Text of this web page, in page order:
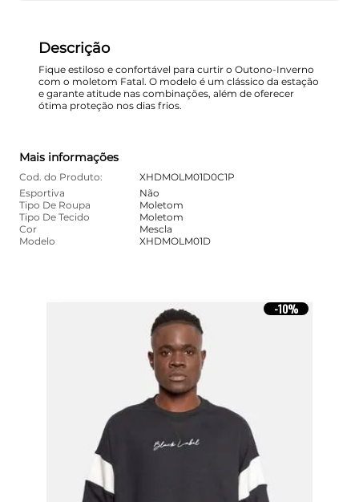
Descrição
Fique estiloso e confortável para curtir o Outono-Inverno
com o moletom Fatal. O modelo é um clássico da estação
e garante atitude nas combinações, além de oferecer
ótima proteção nos dias frios.
Mais informações
Cod. do Produto:
XHDMOLM01D0C1P
Esportiva
Não
Tipo De Roupa
Moletom
Tipo De Tecido
Moletom
Cor
Mescla
Modelo
XHDMOLM01D
-10%